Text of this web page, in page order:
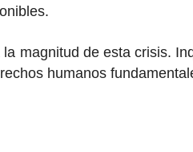
magnitud de esta crisis.
humanos